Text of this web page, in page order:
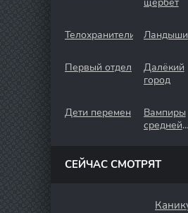
Телохранители Ландыши
Первый отдел
Далёкий
город
Дети перемен
Вампиры
средней
СЕЙЧАС СМОТРЯТ